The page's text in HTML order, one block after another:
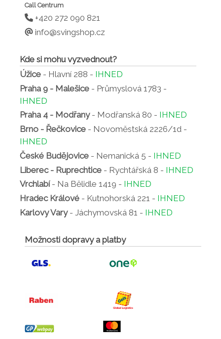
Call Centrum
+420 272 090 821
info@svingshop.cz
Kde si mohu vyzvednout?
Úžice - Hlavní 288 - IHNED
Praha 9 - Malešice - Průmyslová 1783 -
IHNED
Praha 4 - Modřany- Modřanská 80 - IHNED
Brno - Řečkovice - Novoměstská 2226/1d -
IHNED
České Budějovice - Nemanická 5 - IHNED
Liberec - Ruprechtice - Rychtářská 8 - IHNED
Vrchlabí- Na Bělidle 1419 - IHNED
Hradec Králové - Kutnohorská 221 - IHNED
Karlovy Vary- Jáchymovská 81 - IHNED
Možnosti dopravy a platby